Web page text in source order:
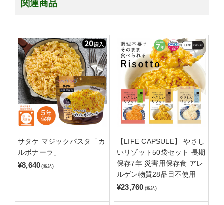
関連商品
サタケ マジックパスタ「カ
ルボナーラ」
¥8,640 (税込)
【LIFE CAPSULE】 やさし
いリゾット50袋セット 長期
保存7年 災害用保存食 アレ
ルゲン物質28品目不使用
¥23,760 (税込)